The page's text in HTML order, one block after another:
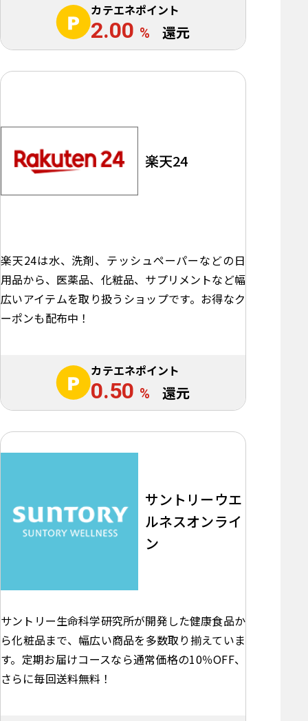
カテエネポイント
2.00 % 還元
楽天24
楽天24は水、洗剤、テッシュペーパーなどの日
用品から、医薬品、化粧品、サプリメントなど幅
広いアイテムを取り扱うショップです。お得なク
ーポンも配布中！
カテエネポイント
0.50 % 還元
サントリーウエ
ルネスオンライ
ン
サントリー生命科学研究所が開発した健康食品か
ら化粧品まで、幅広い商品を多数取り揃えていま
す。定期お届けコースなら通常価格の10％OFF、
さらに毎回送料無料！